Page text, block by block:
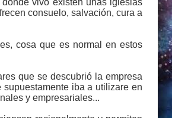
vivo existen unas iglesias
consuelo, salvación, cura a
cosa que es normal en estos
que se descubrió la empresa
iba a utilizare en
y empresariales...